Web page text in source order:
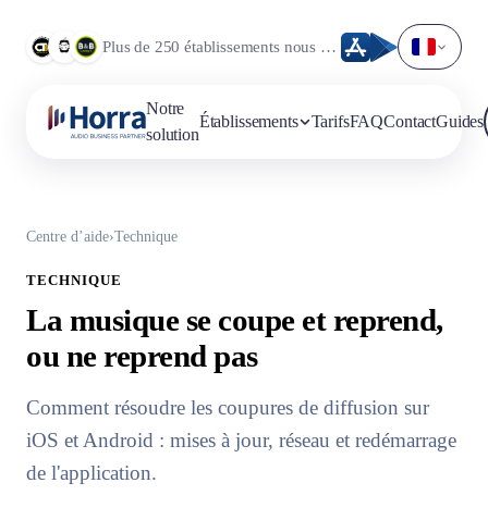
Plus de 250 établissements nous font déjà confiance.
Notre
solution
Établissements TarifsFAQContactGuides
Centre d’aide›Technique
TECHNIQUE
La musique se coupe et reprend,
ou ne reprend pas
Comment résoudre les coupures de diffusion sur
iOS et Android : mises à jour, réseau et redémarrage
de l'application.